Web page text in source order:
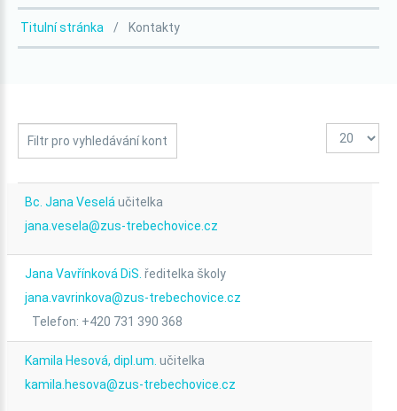
Titulní stránka Kontakty
Nezveřejněno
Filtrovat
pole
Počet
zobrazení
Bc. Jana Veselá učitelka
jana.vesela@zus-trebechovice.cz
Jana Vavřínková DiS. ředitelka školy
jana.vavrinkova@zus-trebechovice.cz
Telefon: +420 731 390 368
Kamila Hesová, dipl.um. učitelka
kamila.hesova@zus-trebechovice.cz